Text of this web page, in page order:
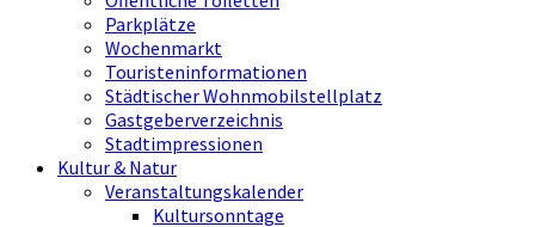
Parkplätze
Wochenmarkt
Touristeninformationen
Städtischer Wohnmobilstellplatz
Gastgeberverzeichnis
Stadtimpressionen
Kultur & Natur
Veranstaltungskalender
Kultursonntage